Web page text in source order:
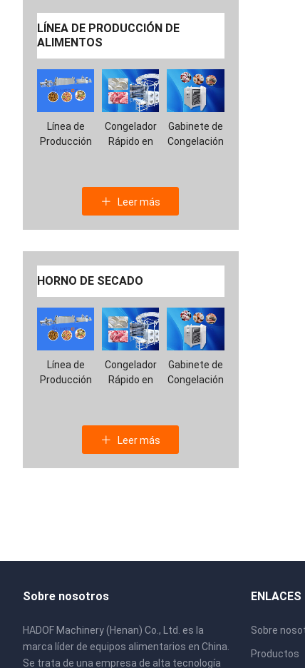
LÍNEA DE PRODUCCIÓN DE
ALIMENTOS
Línea de
Producción
Congelador
Rápido en
Gabinete de
Congelación
Leer más
HORNO DE SECADO
Línea de
Producción
Congelador
Rápido en
Gabinete de
Congelación
Leer más
Sobre nosotros
HADOF Machinery (Henan) Co., Ltd. es la
marca líder de equipos alimentarios en China.
Se trata de una empresa de alta tecnología
Sobre
Productos